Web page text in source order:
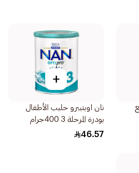
+
نان اوبتيبرو حليب الأطفال
بودرة المرحلة 3 400جرام
46.57